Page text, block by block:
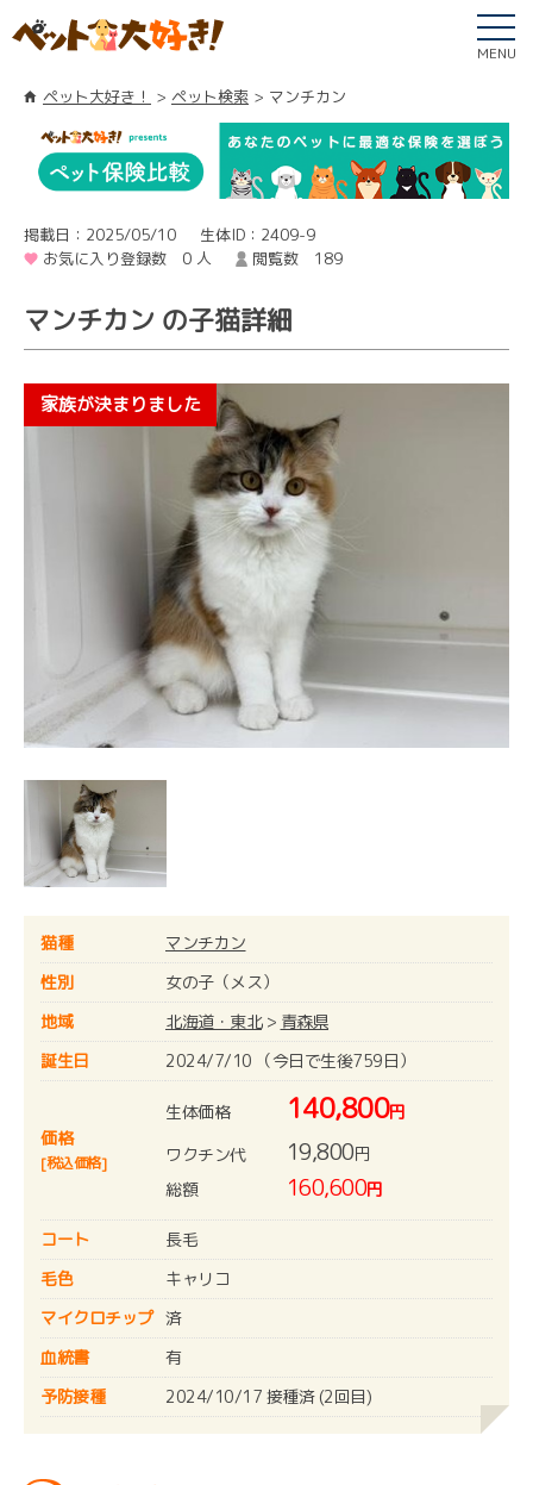
MENU
ペット大好き！ ペット検索 マンチカン
掲載日：2025/05/10
生体ID：2409-9
お気に入り登録数 0 人
閲覧数 189
マンチカン の子猫詳細
猫種
マンチカン
性別
女の子（メス）
地域
北海道・東北> 青森県
誕生日
2024/7/10 （今日で生後759日）
価格
[税込価格]
生体価格 140,800円
ワクチン代
19,800円
総額
160,600円
コート
長毛
毛色
キャリコ
マイクロチップ 済
血統書
有
予防接種
2024/10/17 接種済 (2回目)